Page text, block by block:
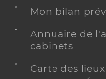
Mon bilan
Annuaire de
cabinets
Carte des